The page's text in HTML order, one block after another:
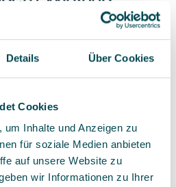
Details Über Cookies
Cookies
Inhalte und Anzeigen zu
für soziale Medien anbieten
auf unsere Website zu
wir Informationen zu Ihrer
stelle exklusive Downloads
lassen sichFollow-Up-
nicht nur